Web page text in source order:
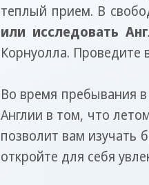
теплый прием. В
или исследовать
Корнуолла. Проведите
Во время пребывания
Англии в том, что
позволит вам изучать
откройте для себя